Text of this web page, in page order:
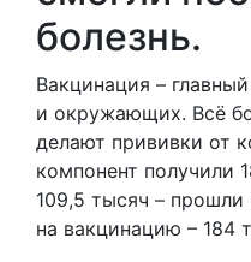
болезнь.
Вакцинация –
и окружающих. Всё
делают прививки от
компонент получили
109,5 тысяч –
на вакцинацию – 184